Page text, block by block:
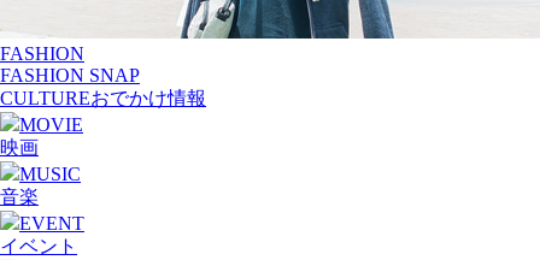
FASHION
FASHION SNAP
CULTUREおでかけ情報
MOVIE
映画
MUSIC
音楽
EVENT
イベント